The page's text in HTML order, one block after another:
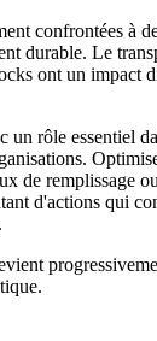
confrontées à
durable. Le
ont un impact
rôle essentiel
de remplissage
d'actions qui